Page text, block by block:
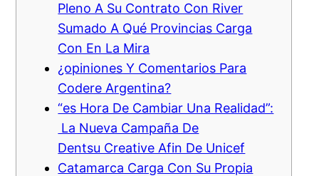
Pleno A Su Contrato Con River
Sumado A Qué Provincias Carga
Con En La Mira
¿opiniones Y Comentarios Para
Codere Argentina?
“es Hora De Cambiar Una Realidad”:
La Nueva Campaña De
Dentsu Creative Afin De Unicef
Catamarca Carga Con Su Propia